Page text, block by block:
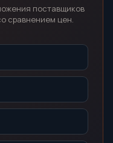
поставщиков
сравнением цен.